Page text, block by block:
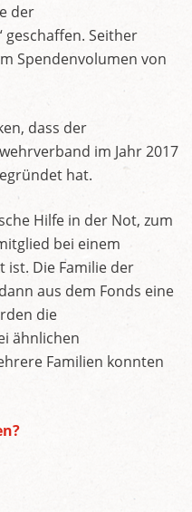
der
Seither
Spendenvolumen von
dass der
im Jahr 2017
hat.
Hilfe in der Not, zum
bei einem
ist. Die Familie der
aus dem Fonds eine
die
ähnlichen
Familien konnten